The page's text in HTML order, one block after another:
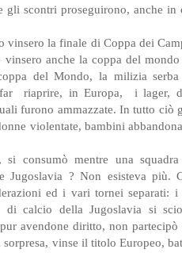
gli scontri proseguirono, anche
vinsero la finale di Coppa dei
anche la coppa del
del Mondo, la milizia
riaprire, in Europa, i lager,
furono ammazzate. In tutto ciò
violentate, bambini
consumò mentre una
Jugoslavia ? Non esisteva più.
ed i vari tornei separati: i
di calcio della Jugoslavia si
avendone diritto, non
vinse il titolo Europeo,